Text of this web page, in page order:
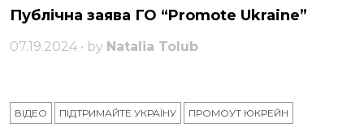
Публічна заява ГО “Promote Ukraine”
07.19.2024 • by Natalia Tolub
ВІДЕО ПІДТРИМАЙТЕ УКРАЇНУ ПРОМОУТ ЮКРЕЙН